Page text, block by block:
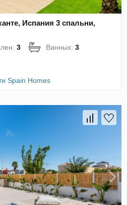
Испания 3 спальни,
3 Ванных:3
Spain Homes